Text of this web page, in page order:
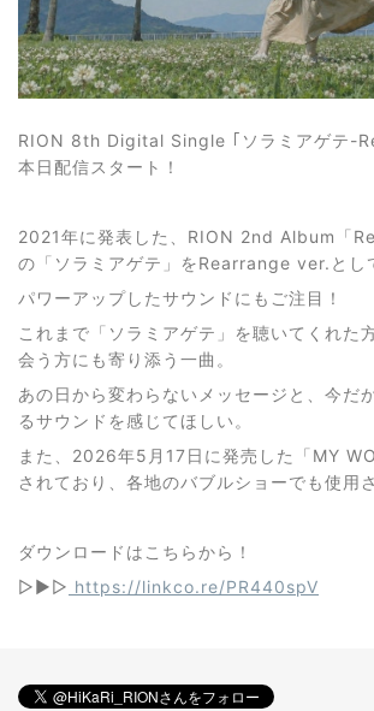
RION 8th Digital Single ｢ソラミアゲテ-
本日配信スタート！
2021年に発表した、RION 2nd Album「
の「ソラミアゲテ」をRearrange ver.とし
パワーアップしたサウンドにもご注目！
これまで「ソラミアゲテ」を聴いてくれた
会う方にも寄り添う一曲。
あの日から変わらないメッセージと、今だ
るサウンドを感じてほしい。
また、2026年5月17日に発売した「MY
されており、各地のバブルショーでも使用
ダウンロードはこちらから！
▷▶︎▷ https://linkco.re/PR440spV